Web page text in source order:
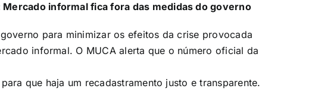
informal fica fora das medidas do governo
para minimizar os efeitos da crise provocada
informal. O MUCA alerta que o número oficial da
que haja um recadastramento justo e transparente.